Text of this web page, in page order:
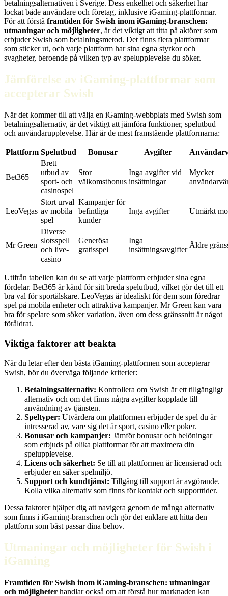
betalningsalternativen i Sverige. Dess enkelhet och säkerhet har
lockat både användare och företag, inklusive iGaming-plattformar.
För att förstå framtiden för Swish inom iGaming-branschen:
utmaningar och möjligheter, är det viktigt att titta på aktörer som
erbjuder Swish som betalningsmetod. Det finns flera plattformar
som sticker ut, och varje plattform har sina egna styrkor och
svagheter, beroende på vilken typ av spelupplevelse du söker.
Jämförelse av iGaming-plattformar som
accepterar Swish
När det kommer till att välja en iGaming-webbplats med Swish som
betalningsalternativ, är det viktigt att jämföra funktioner, spelutbud
och användarupplevelse. Här är de mest framstående plattformarna:
Plattform Spelutbud Bonusar Avgifter
Bet365
Brett
utbud av
sport- och
casinospel
Stor
välkomstbonus
Inga avgifter vid
insättningar
Mycket
LeoVegas
Stort urval
av mobila
spel
Kampanjer för
befintliga
kunder
Inga avgifter Utmärkt
Mr Green
Diverse
slotsspell
och live-
casino
Generösa
gratisspel
Inga
insättningsavgifter
Äldre
Utifrån tabellen kan du se att varje plattform erbjuder sina egna
fördelar. Bet365 är känd för sitt breda spelutbud, vilket gör det till ett
bra val för sportälskare. LeoVegas är idealiskt för dem som föredrar
spel på mobila enheter och attraktiva kampanjer. Mr Green kan vara
bra för spelare som söker variation, även om dess gränssnitt är något
föråldrat.
Viktiga faktorer att beakta
När du letar efter den bästa iGaming-plattformen som accepterar
Swish, bör du överväga följande kriterier:
Betalningsalternativ: Kontrollera om Swish är ett tillgängligt
alternativ och om det finns några avgifter kopplade till
användning av tjänsten.
Speltyper: Utvärdera om plattformen erbjuder de spel du är
intresserad av, vare sig det är sport, casino eller poker.
Bonusar och kampanjer: Jämför bonusar och belöningar
som erbjuds på olika plattformar för att maximera din
spelupplevelse.
Licens och säkerhet: Se till att plattformen är licensierad och
erbjuder en säker spelmiljö.
Support och kundtjänst: Tillgång till support är avgörande.
Kolla vilka alternativ som finns för kontakt och supporttider.
Dessa faktorer hjälper dig att navigera genom de många alternativ
som finns i iGaming-branschen och gör det enklare att hitta den
plattform som bäst passar dina behov.
Utmaningar och möjligheter för Swish i
iGaming
Framtiden för Swish inom iGaming-branschen: utmaningar
och möjligheter handlar också om att förstå hur marknaden kan